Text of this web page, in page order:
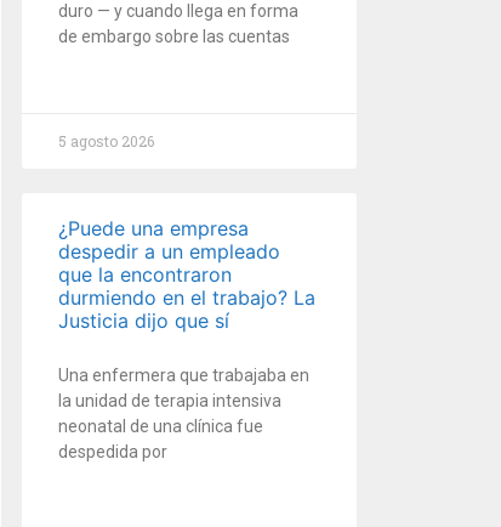
duro — y cuando llega en forma
de embargo sobre las cuentas
5 agosto 2026
¿Puede una empresa
despedir a un empleado
que la encontraron
durmiendo en el trabajo? La
Justicia dijo que sí
Una enfermera que trabajaba en
la unidad de terapia intensiva
neonatal de una clínica fue
despedida por